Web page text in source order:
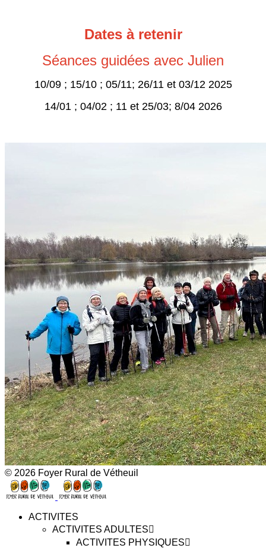
Dates à retenir
Séances guidées avec Julien
10/09 ; 15/10 ; 05/11; 26/11 et 03/12 2025
14/01 ; 04/02 ; 11 et 25/03; 8/04 2026
© 2026 Foyer Rural de Vétheuil
ACTIVITES
ACTIVITES ADULTES
ACTIVITES PHYSIQUES